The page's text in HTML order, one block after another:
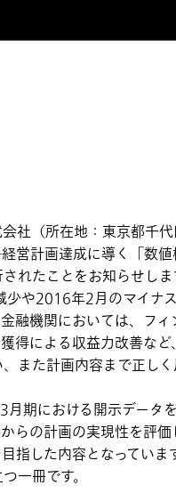
社（所在地：東京都千
営計画達成に導く「数
たことをお知らせしま
や2016年2月のマイナ
融機関においては、フ
得による収益力改善な
また計画内容まで正し
期における開示データ
らの計画の実現性を評
指した内容となってい
一冊です。